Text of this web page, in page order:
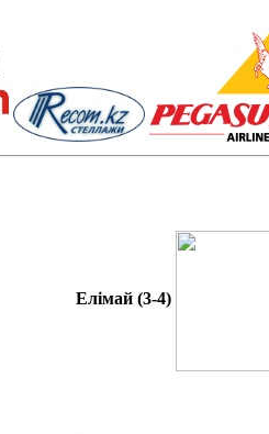
Елімай (3-4)